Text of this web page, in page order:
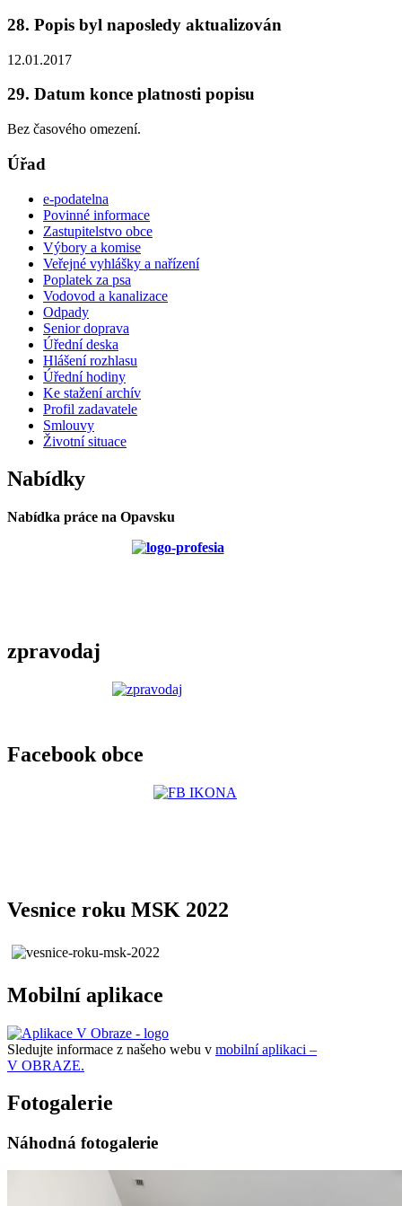
28. Popis byl naposledy aktualizován
12.01.2017
29. Datum konce platnosti popisu
Bez časového omezení.
Úřad
e-podatelna
Povinné informace
Zastupitelstvo obce
Výbory a komise
Veřejné vyhlášky a nařízení
Poplatek za psa
Vodovod a kanalizace
Odpady
Senior doprava
Úřední deska
Hlášení rozhlasu
Úřední hodiny
Ke stažení archív
Profil zadavatele
Smlouvy
Životní situace
Nabídky
Nabídka práce na Opavsku
zpravodaj
Facebook obce
Vesnice roku MSK 2022
Mobilní aplikace
Sledujte informace z našeho webu v mobilní aplikaci –
V OBRAZE.
Fotogalerie
Náhodná fotogalerie